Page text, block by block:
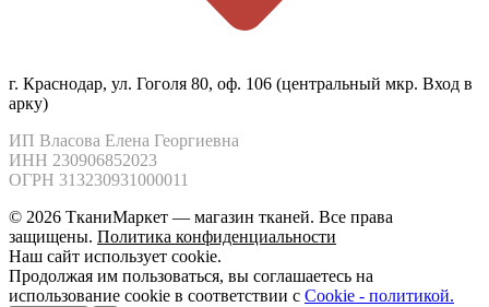
г. Краснодар, ул. Гоголя 80, оф. 106 (центральный мкр. Вход в
арку)
ИП Власова Елена Георгиевна
ИНН 230906852023
ОГРН 313230931000011
© 2026 ТканиМаркет — магазин тканей. Все права
защищены. Политика конфиденциальности
Наш сайт использует cookie.
Продолжая им пользоваться, вы соглашаетесь на
использование cookie в соответствии с Cookie - политикой.